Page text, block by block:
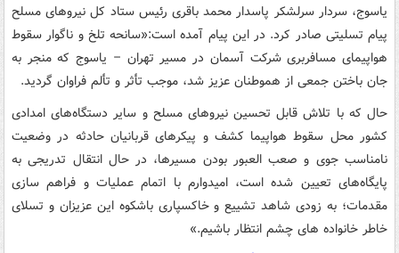
یاسوج، سردار سرلشکر پاسدار محمد باقری رئیس ستاد کل نیروهای مسلح
پیام تسلیتی صادر کرد. در این پیام آمده است:«سانحه تلخ و ناگوار سقوط
هواپیمای مسافربری شرکت آسمان در مسیر تهران – یاسوج که منجر به
جان باختن جمعی از هموطنان عزیز شد، موجب تأثر و تألم فراوان گردید.
حال که با تلاش قابل تحسین نیروهای مسلح و سایر دستگاه‌های امدادی
کشور محل سقوط هواپیما کشف و پیکرهای قربانیان حادثه در وضعیت
نامناسب جوی و صعب العبور بودن مسیرها، در حال انتقال تدریجی به
پایگاه‌های تعیین شده است، امیدوارم با اتمام عملیات و فراهم سازی
مقدمات؛ به زودی شاهد تشییع و خاکسپاری باشکوه این عزیزان و تسلای
خاطر خانواده های چشم انتظار باشیم.»